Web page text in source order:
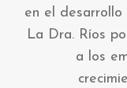
en el desarrollo
La Dra. Ríos
a los